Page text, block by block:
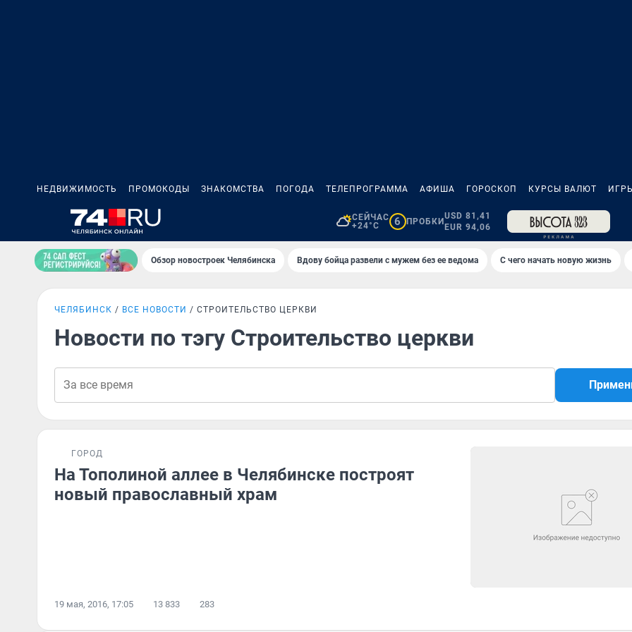
НЕДВИЖИМОСТЬ ПРОМОКОДЫ ЗНАКОМСТВА ПОГОДА ТЕЛЕПРОГРАММА АФИША ГОРОСКОП КУРСЫ ВАЛЮТ
СЕЙЧАС
+24°C
6 ПРОБКИ
USD 81,41
EUR 94,06
Обзор новостроек Челябинска Вдову бойца развели с мужем без ее ведома С чего начать новую жизнь
ЧЕЛЯБИНСК ВСЕ НОВОСТИ СТРОИТЕЛЬСТВО ЦЕРКВИ
Новости по тэгу Строительство церкви
ГОРОД
На Тополиной аллее в Челябинске построят
новый православный храм
19 мая, 2016, 17:05 13 833 283